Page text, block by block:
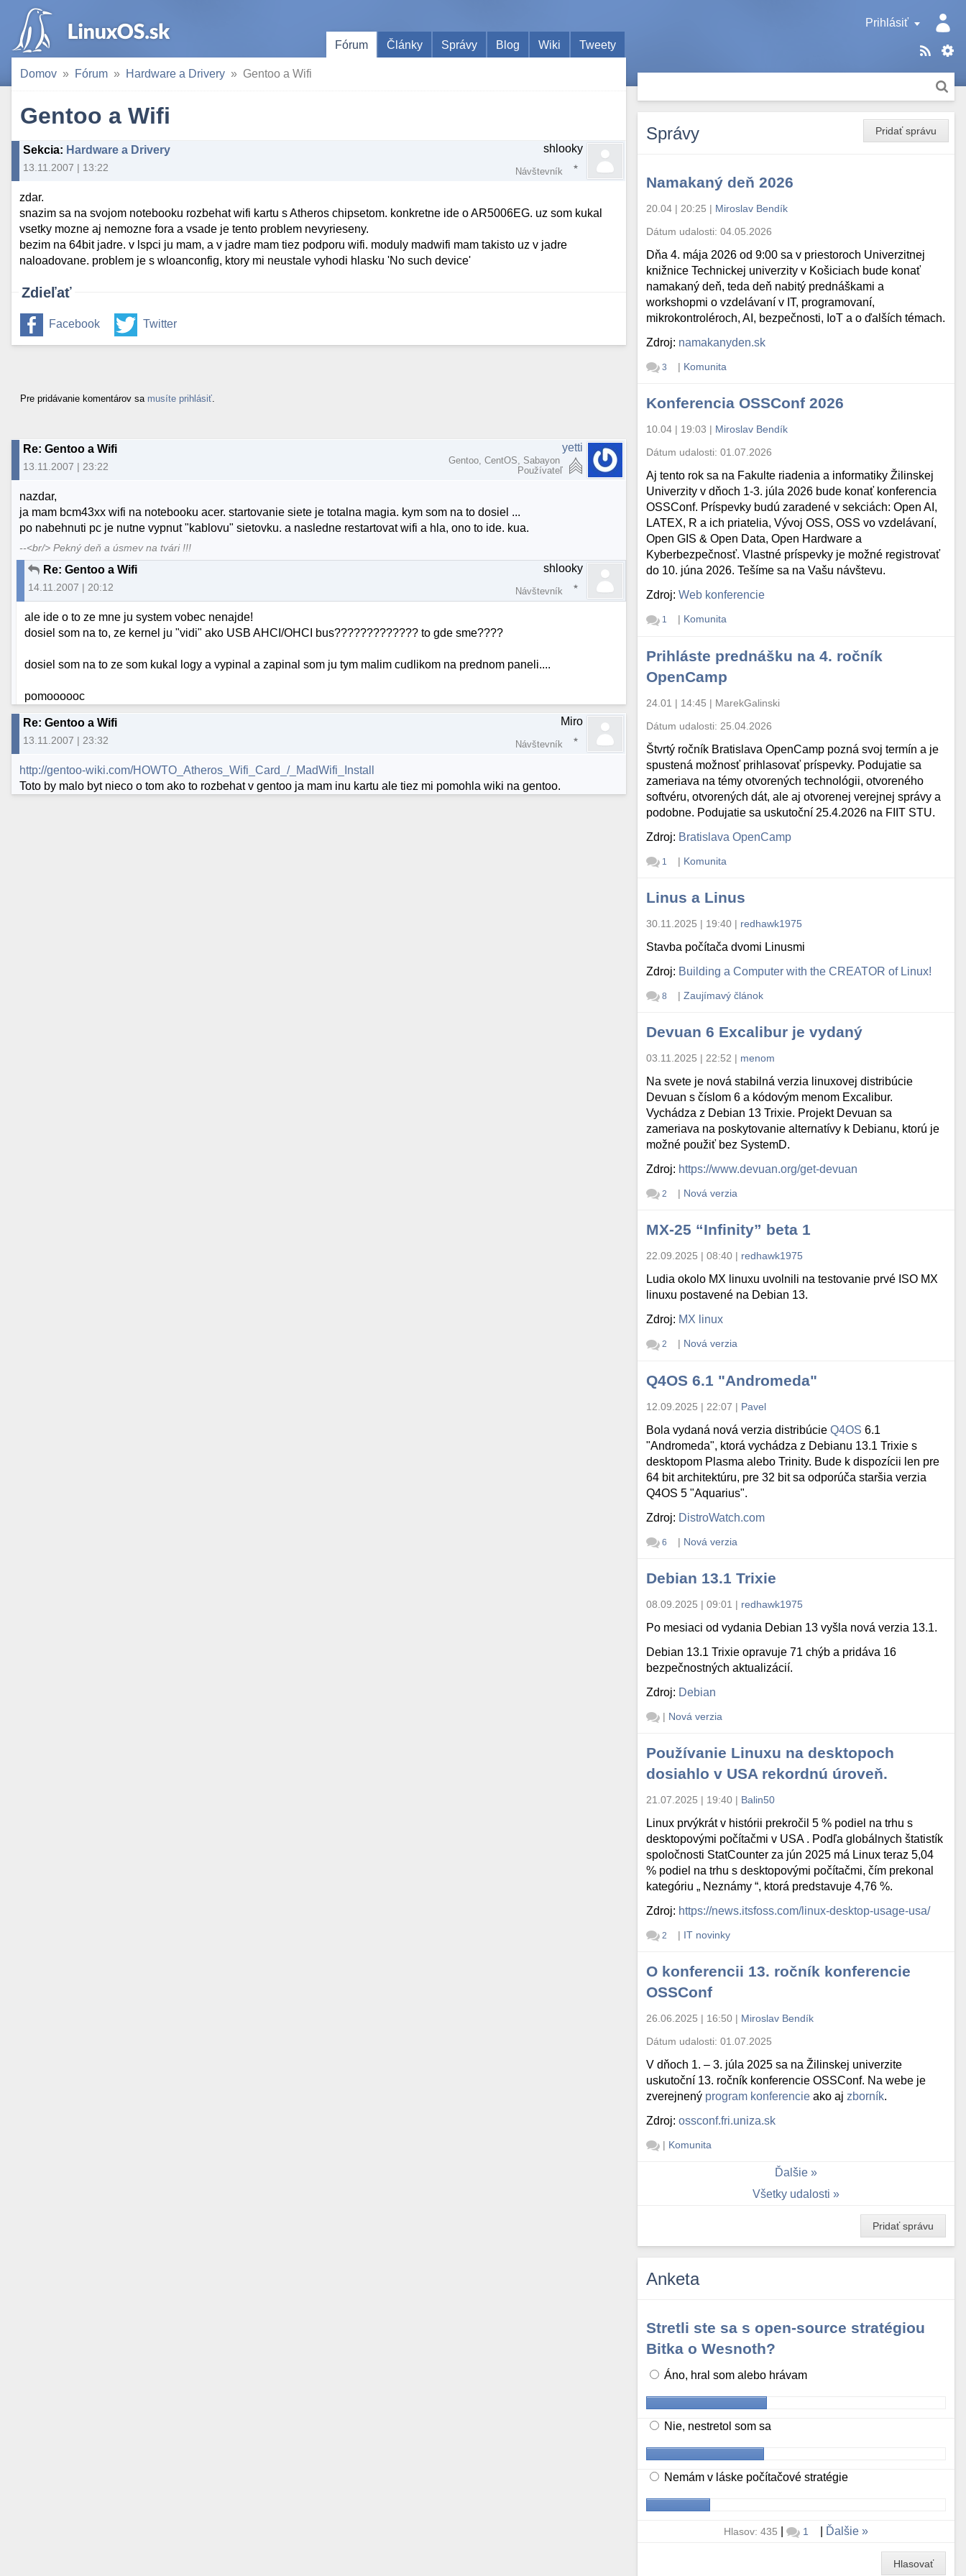
Prihlásiť
Fórum
Články Správy Blog Wiki Tweety
Domov Fórum Hardware a Drivery Gentoo a Wifi
Gentoo a Wifi
Sekcia: Hardware a Drivery
13.11.2007 | 13:22
shlooky
Návštevník
zdar.
snazim sa na svojom notebooku rozbehat wifi kartu s Atheros chipsetom. konkretne ide o AR5006EG. uz som kukal
vsetky mozne aj nemozne fora a vsade je tento problem nevyrieseny.
bezim na 64bit jadre. v lspci ju mam, a v jadre mam tiez podporu wifi. moduly madwifi mam takisto uz v jadre
naloadovane. problem je s wloanconfig, ktory mi neustale vyhodi hlasku 'No such device'
Zdieľať
Facebook Twitter
Pre pridávanie komentárov sa musíte prihlásiť
Re: Gentoo a Wifi
13.11.2007 | 23:22
yetti
Gentoo, CentOS, Sabayon
Používateľ
nazdar,
ja mam bcm43xx wifi na notebooku acer. startovanie siete je totalna magia. kym som na to dosiel ...
po nabehnuti pc je nutne vypnut "kablovu" sietovku. a nasledne restartovat wifi a hla, ono to ide. kua.
--<br/> Pekný deň a úsmev na tvári !!!
Re: Gentoo a Wifi
14.11.2007 | 20:12
shlooky
Návštevník
ale ide o to ze mne ju system vobec nenajde!
dosiel som na to, ze kernel ju "vidi" ako USB AHCI/OHCI bus????????????? to gde sme????
dosiel som na to ze som kukal logy a vypinal a zapinal som ju tym malim cudlikom na prednom paneli....
pomoooooc
Re: Gentoo a Wifi
13.11.2007 | 23:32
Miro
Návštevník
http://gentoo-wiki.com/HOWTO_Atheros_Wifi_Card_/_MadWifi_Install
Toto by malo byt nieco o tom ako to rozbehat v gentoo ja mam inu kartu ale tiez mi pomohla wiki na gentoo.
Pridať správu
Správy
Namakaný deň 2026
20.04 | 20:25 | Miroslav Bendík
Dátum udalosti:04.05.2026
Dňa 4. mája 2026 od 9:00 sa v priestoroch Univerzitnej
knižnice Technickej univerzity v Košiciach bude konať
namakaný deň, teda deň nabitý prednáškami a
workshopmi o vzdelávaní v IT, programovaní,
mikrokontroléroch, AI, bezpečnosti, IoT a o ďalších témach.
Zdroj: namakanyden.sk
3 | Komunita
Konferencia OSSConf 2026
10.04 | 19:03 | Miroslav Bendík
Dátum udalosti:01.07.2026
Aj tento rok sa na Fakulte riadenia a informatiky Žilinskej
Univerzity v dňoch 1-3. júla 2026 bude konať konferencia
OSSConf. Príspevky budú zaradené v sekciách: Open AI,
LATEX, R a ich priatelia, Vývoj OSS, OSS vo vzdelávaní,
Open GIS & Open Data, Open Hardware a
Kyberbezpečnosť. Vlastné príspevky je možné registrovať
do 10. júna 2026. Tešíme sa na Vašu návštevu.
Zdroj:Web konferencie
1 | Komunita
Prihláste prednášku na 4. ročník
OpenCamp
24.01 | 14:45 | MarekGalinski
Dátum udalosti: 25.04.2026
Štvrtý ročník Bratislava OpenCamp pozná svoj termín a je
spustená možnosť prihlasovať príspevky. Podujatie sa
zameriava na témy otvorených technológii, otvoreného
softvéru, otvorených dát, ale aj otvorenej verejnej správy a
podobne. Podujatie sa uskutoční 25.4.2026 na FIIT STU.
Zdroj: Bratislava OpenCamp
1 | Komunita
Linus a Linus
30.11.2025 | 19:40 | redhawk1975
Stavba počítača dvomi Linusmi
Zdroj: Building a Computer with the CREATOR of Linux!
8 | Zaujímavý článok
Devuan 6 Excalibur je vydaný
03.11.2025 | 22:52 | menom
Na svete je nová stabilná verzia linuxovej distribúcie
Devuan s číslom 6 a kódovým menom Excalibur.
Vychádza z Debian 13 Trixie. Projekt Devuan sa
zameriava na poskytovanie alternatívy k Debianu, ktorú je
možné použiť bez SystemD.
Zdroj: https://www.devuan.org/get-devuan
2 | Nová verzia
MX-25 “Infinity” beta 1
22.09.2025 | 08:40 | redhawk1975
Ludia okolo MX linuxu uvolnili na testovanie prvé ISO MX
linuxu postavené na Debian 13.
Zdroj: MX linux
2 | Nová verzia
Q4OS 6.1 "Andromeda"
12.09.2025 | 22:07 | Pavel
Bola vydaná nová verzia distribúcieQ4OS 6.1
"Andromeda", ktorá vychádza z Debianu 13.1 Trixie s
desktopom Plasma alebo Trinity. Bude k dispozícii len pre
64 bit architektúru, pre 32 bit sa odporúča staršia verzia
Q4OS 5 "Aquarius".
Zdroj: DistroWatch.com
6 | Nová verzia
Debian 13.1 Trixie
08.09.2025 | 09:01 | redhawk1975
Po mesiaci od vydania Debian 13 vyšla nová verzia 13.1.
Debian 13.1 Trixie opravuje 71 chýb a pridáva 16
bezpečnostných aktualizácií.
Zdroj: Debian
| Nová verzia
Používanie Linuxu na desktopoch
dosiahlo v USA rekordnú úroveň.
21.07.2025 | 19:40 | Balin50
Linux prvýkrát v histórii prekročil 5 % podiel na trhu s
desktopovými počítačmi v USA . Podľa globálnych štatistík
spoločnosti StatCounter za jún 2025 má Linux teraz 5,04
% podiel na trhu s desktopovými počítačmi, čím prekonal
kategóriu „ Neznámy “, ktorá predstavuje 4,76 %.
Zdroj: https://news.itsfoss.com/linux-desktop-usage-usa/
2 | IT novinky
O konferencii 13. ročník konferencie
OSSConf
26.06.2025 | 16:50 | Miroslav Bendík
Dátum udalosti:01.07.2025
V dňoch 1. – 3. júla 2025 sa na Žilinskej univerzite
uskutoční 13. ročník konferencie OSSConf. Na webe je
zverejnený program konferencie ako aj zborník.
Zdroj:ossconf.fri.uniza.sk
| Komunita
Ďalšie
Všetky udalosti
Pridať správu
Anketa
Stretli ste sa s open-source stratégiou
Bitka o Wesnoth?
Áno, hral som alebo hrávam
Nie, nestretol som sa
Nemám v láske počítačové stratégie
Hlasov: 435 | 1 Ďalšie
Hlasovať